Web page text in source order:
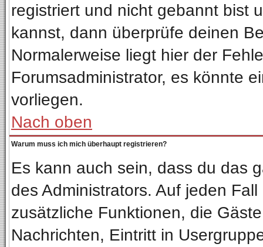
registriert und nicht gebannt bist
kannst, dann überprüfe deinen
Normalerweise liegt hier der
Forumsadministrator, es könnte
vorliegen.
Nach oben
Warum muss ich mich überhaupt registrieren?
Es kann auch sein, dass du das
des Administrators. Auf jeden
zusätzliche Funktionen, die
Nachrichten, Eintritt in